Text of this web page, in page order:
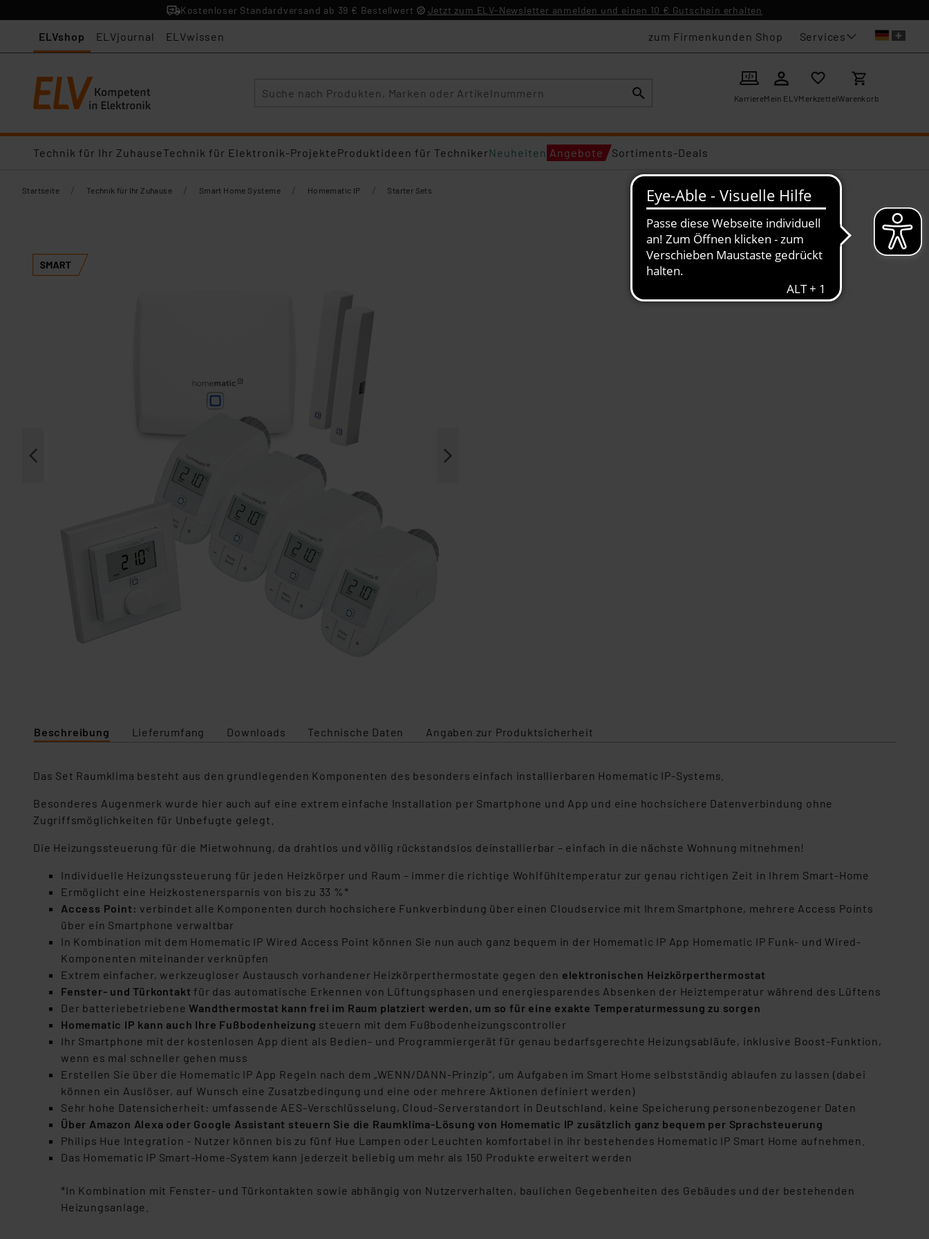
Kostenloser Standardversand ab 39 € Bestellwert Jetzt zum ELV-Newsletter anmelden und einen 10 € Gutschein erhalten
ELVshop ELVjournal ELVwissen zum Firmenkunden Shop Services
KarriereMein ELVMerkzettelWarenkorb
Technik für Ihr ZuhauseTechnik für Elektronik-ProjekteProduktideen für TechnikerNeuheiten Angebote Sortiments-Deals
Startseite / Technik für Ihr Zuhause / Smart Home Systeme / Homematic IP / Starter Sets
Beschreibung Lieferumfang Downloads Technische Daten Angaben zur Produktsicherheit
Das Set Raumklima besteht aus den grundlegenden Komponenten des besonders einfach installierbaren Homematic IP-Systems.
Besonderes Augenmerk wurde hier auch auf eine extrem einfache Installation per Smartphone und App und eine hochsichere Datenverbindung ohne
Zugriffsmöglichkeiten für Unbefugte gelegt.
Die Heizungssteuerung für die Mietwohnung, da drahtlos und völlig rückstandslos deinstallierbar – einfach in die nächste Wohnung mitnehmen!
Individuelle Heizungssteuerung für jeden Heizkörper und Raum – immer die richtige Wohlfühltemperatur zur genau richtigen Zeit in Ihrem Smart-Home
Ermöglicht eine Heizkostenersparnis von bis zu 33 %*
Access Point: verbindet alle Komponenten durch hochsichere Funkverbindung über einen Cloudservice mit Ihrem Smartphone, mehrere Access Points
über ein Smartphone verwaltbar
In Kombination mit dem Homematic IP Wired Access Point können Sie nun auch ganz bequem in der Homematic IP App Homematic IP Funk- und Wired-
Komponenten miteinander verknüpfen
Extrem einfacher, werkzeugloser Austausch vorhandener Heizkörperthermostate gegen den elektronischen Heizkörperthermostat
Fenster- und Türkontakt für das automatische Erkennen von Lüftungsphasen und energiesparendes Absenken der Heiztemperatur während des Lüftens
Der batteriebetriebeneWandthermostat kann frei im Raum platziert werden, um so für eine exakte Temperaturmessung zu sorgen
Homematic IP kann auch Ihre Fußbodenheizung steuern mit dem Fußbodenheizungscontroller
Ihr Smartphone mit der kostenlosen App dient als Bedien- und Programmiergerät für genau bedarfsgerechte Heizungsabläufe, inklusive Boost-Funktion,
wenn es mal schneller gehen muss
Erstellen Sie über die Homematic IP App Regeln nach dem „WENN/DANN-Prinzip“, um Aufgaben im Smart Home selbstständig ablaufen zu lassen (dabei
können ein Auslöser, auf Wunsch eine Zusatzbedingung und eine oder mehrere Aktionen definiert werden)
Sehr hohe Datensicherheit: umfassende AES-Verschlüsselung, Cloud-Serverstandort in Deutschland, keine Speicherung personenbezogener Daten
Über Amazon Alexa oder Google Assistant steuern Sie die Raumklima-Lösung von Homematic IP zusätzlich ganz bequem per Sprachsteuerung
Philips Hue Integration - Nutzer können bis zu fünf Hue Lampen oder Leuchten komfortabel in ihr bestehendes Homematic IP Smart Home aufnehmen.
Das Homematic IP Smart-Home-System kann jederzeit beliebig um mehr als 150 Produkte erweitert werden
*In Kombination mit Fenster- und Türkontakten sowie abhängig von Nutzerverhalten, baulichen Gegebenheiten des Gebäudes und der bestehenden
Heizungsanlage.